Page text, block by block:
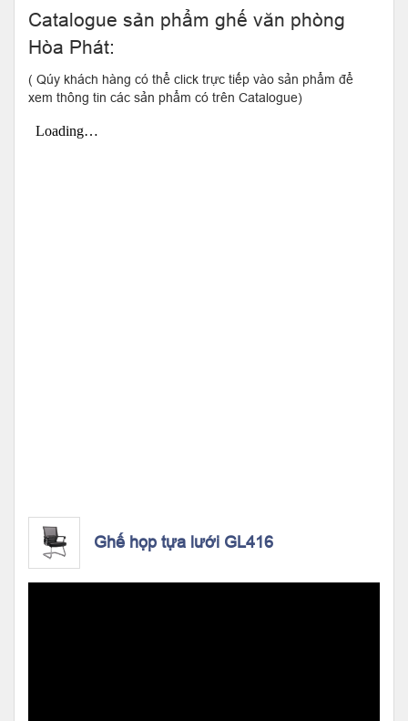
Catalogue sản phẩm ghế văn phòng
Hòa Phát:
( Qúy khách hàng có thể click trực tiếp vào sản phẩm để
xem thông tin các sản phẩm có trên Catalogue)
Ghế họp tựa lưới GL416